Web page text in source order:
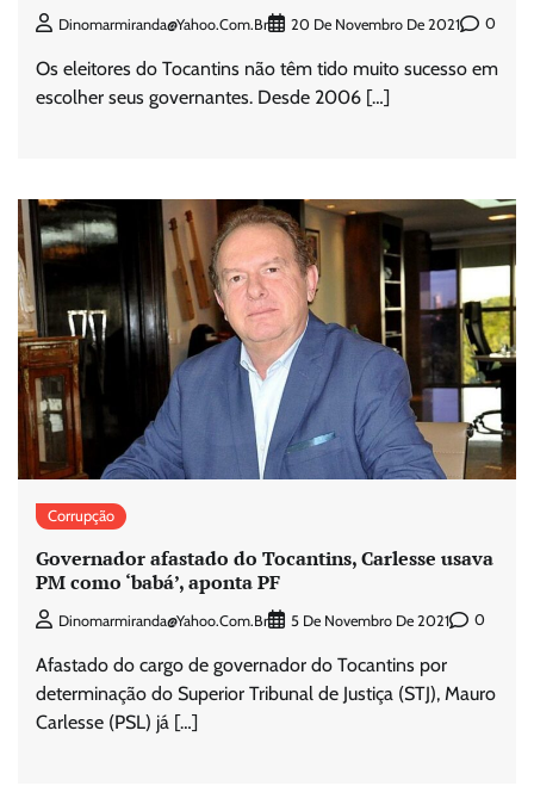
Dinomarmiranda@yahoo.com.br 20 De Novembro De 2021 0
Os eleitores do Tocantins não têm tido muito sucesso em
escolher seus governantes. Desde 2006 […]
Corrupção
Governador afastado do Tocantins, Carlesse usava
PM como ‘babá’, aponta PF
Dinomarmiranda@yahoo.com.br 5 De Novembro De 2021 0
Afastado do cargo de governador do Tocantins por
determinação do Superior Tribunal de Justiça (STJ), Mauro
Carlesse (PSL) já […]